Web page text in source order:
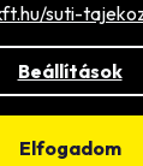
suti-
Beállítások
Elfogadom
Shoptet
fenntartva.